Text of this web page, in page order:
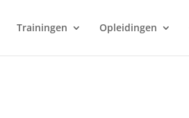
Trainingen Opleidingen